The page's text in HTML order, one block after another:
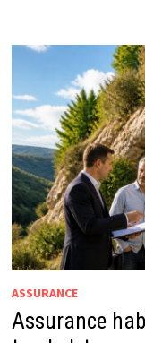
ASSURANCE
Assurance